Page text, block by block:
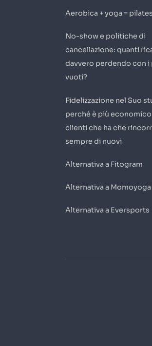
Aerobica + yoga = pilates
No-show e politiche di
cancellazione: quanti
davvero perdendo con i
vuoti?
Fidelizzazione nel Suo
perché è più
clienti che ha che
sempre di nuovi
Alternativa a Fitogram
Alternativa a Momoyoga
Alternativa a Eversports